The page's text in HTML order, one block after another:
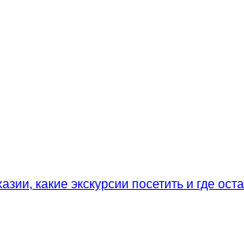
какие экскурсии посетить и где